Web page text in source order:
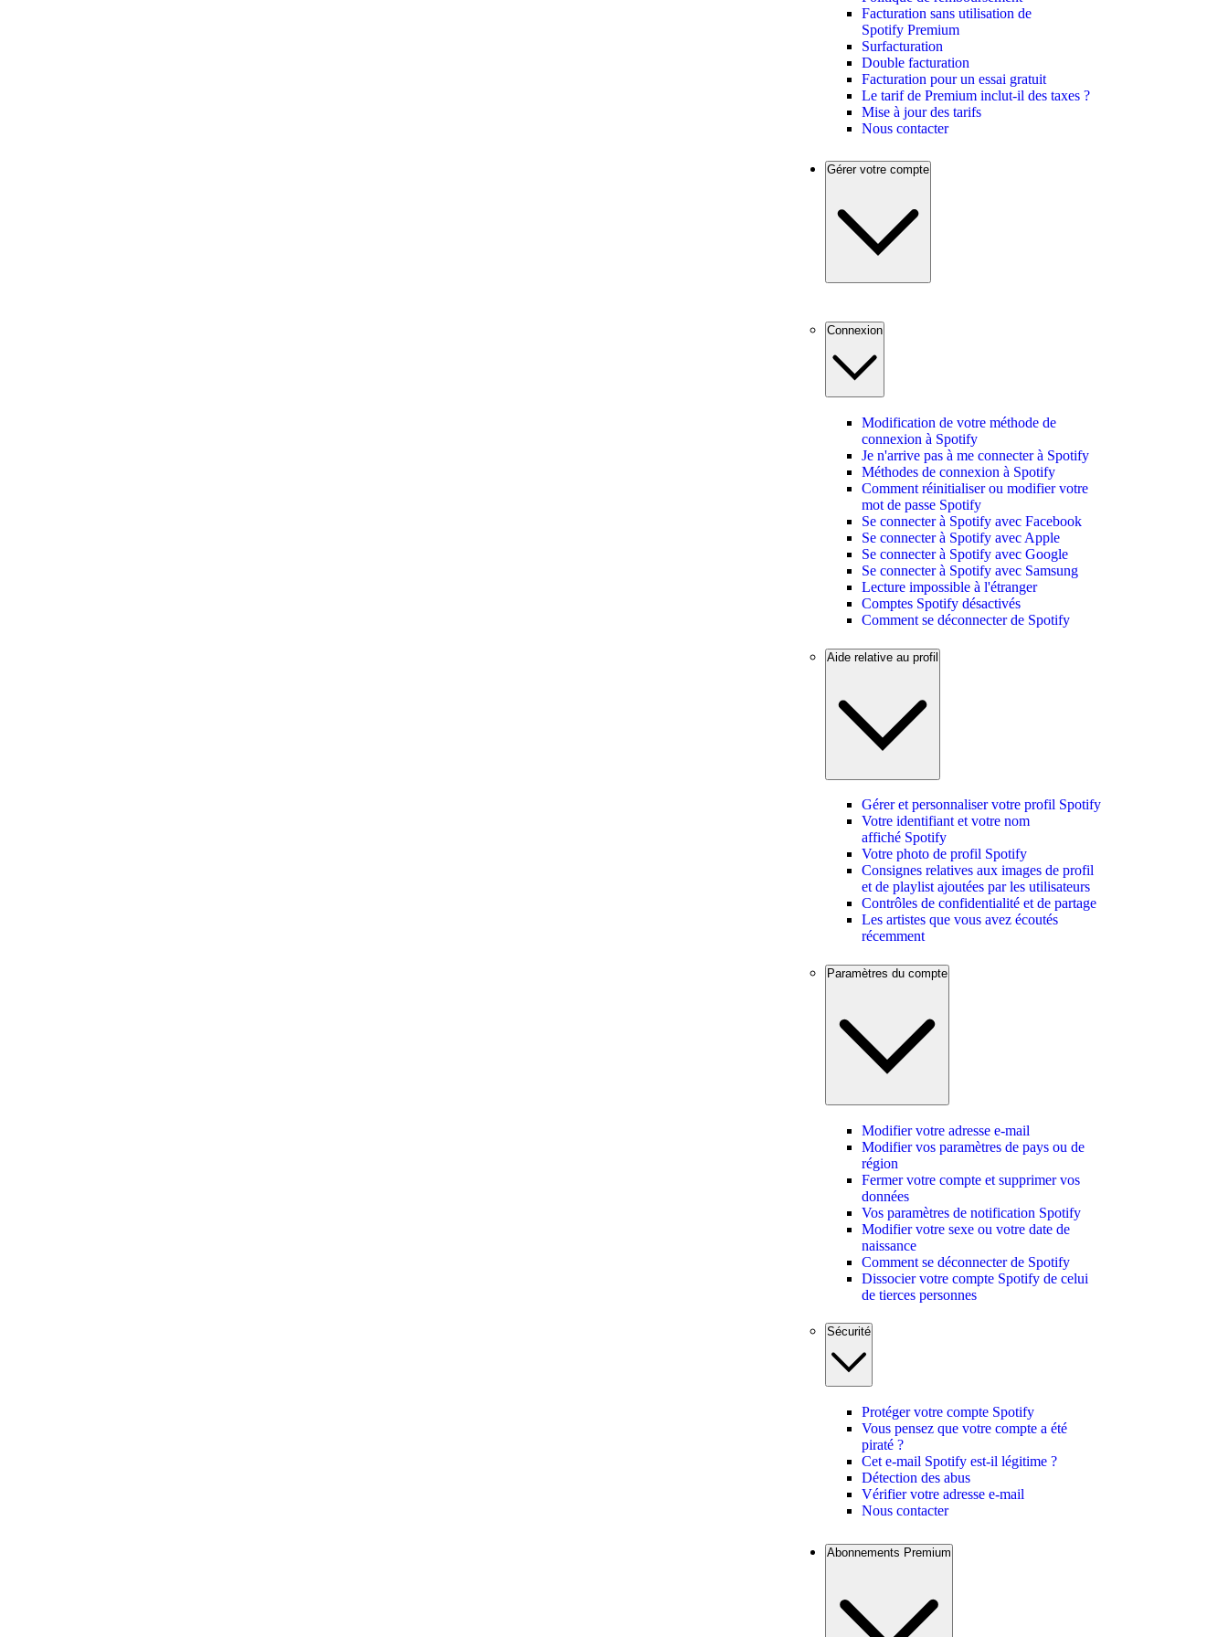
Facturation sans utilisation de
Spotify Premium
Surfacturation
Double facturation
Facturation pour un essai gratuit
Le tarif de Premium inclut-il des taxes ?
Mise à jour des tarifs
Nous contacter
Gérer votre compte
Connexion
Modification de votre méthode de
connexion à Spotify
Je n'arrive pas à me connecter à Spotify
Méthodes de connexion à Spotify
Comment réinitialiser ou modifier votre
mot de passe Spotify
Se connecter à Spotify avec Facebook
Se connecter à Spotify avec Apple
Se connecter à Spotify avec Google
Se connecter à Spotify avec Samsung
Lecture impossible à l'étranger
Comptes Spotify désactivés
Comment se déconnecter de Spotify
Aide relative au profil
Gérer et personnaliser votre profil Spotify
Votre identifiant et votre nom
affiché Spotify
Votre photo de profil Spotify
Consignes relatives aux images de profil
et de playlist ajoutées par les utilisateurs
Contrôles de confidentialité et de partage
Les artistes que vous avez écoutés
récemment
Paramètres du compte
Modifier votre adresse e-mail
Modifier vos paramètres de pays ou de
région
Fermer votre compte et supprimer vos
données
Vos paramètres de notification Spotify
Modifier votre sexe ou votre date de
naissance
Comment se déconnecter de Spotify
Dissocier votre compte Spotify de celui
de tierces personnes
Sécurité
Protéger votre compte Spotify
Vous pensez que votre compte a été
piraté ?
Cet e-mail Spotify est-il légitime ?
Détection des abus
Vérifier votre adresse e-mail
Nous contacter
Abonnements Premium